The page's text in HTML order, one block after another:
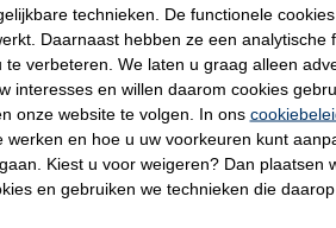
Clairefontaine
80 g/m²
die dit artikel ook besteld hebben
technieken. De functionele
Daarnaast hebben ze een analytische
te verbeteren. We laten u graag alleen
interesses en willen daarom cookies
onze website te volgen. In ons
werken en hoe u uw voorkeuren kunt
Kiest u voor weigeren? Dan plaatsen
en gebruiken we technieken die daarop